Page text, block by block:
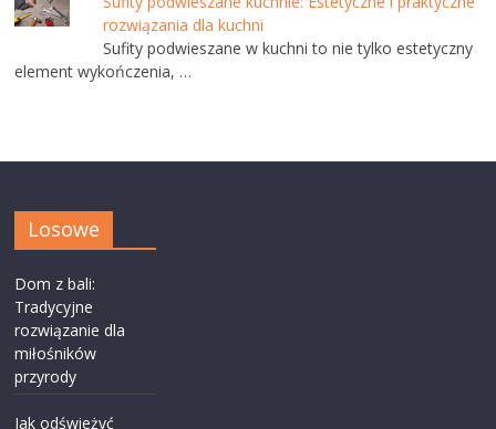
rozwiązania dla kuchni
Sufity podwieszane w kuchni to nie tylko estetyczny
element wykończenia, …
Losowe
Dom z bali:
Tradycyjne
rozwiązanie dla
miłośników
przyrody
Jak odświeżyć